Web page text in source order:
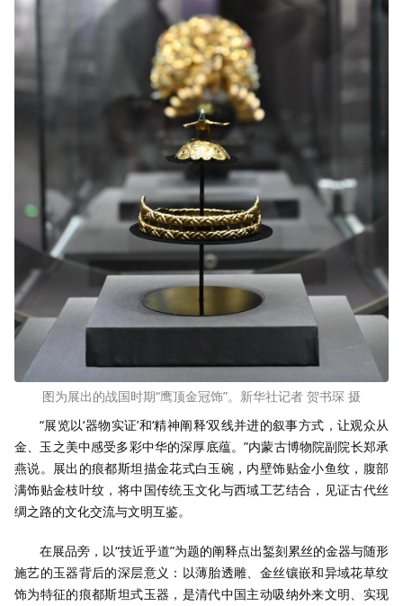
图为展出的战国时期“鹰顶金冠饰”。新华社记者 贺书琛 摄
“展览以‘器物实证’和‘精神阐释’双线并进的叙事方式，让观众从
金、玉之美中感受多彩中华的深厚底蕴。”内蒙古博物院副院长郑承
燕说。展出的痕都斯坦描金花式白玉碗，内壁饰贴金小鱼纹，腹部
满饰贴金枝叶纹，将中国传统玉文化与西域工艺结合，见证古代丝
绸之路的文化交流与文明互鉴。
在展品旁，以“技近乎道”为题的阐释点出錾刻累丝的金器与随形
施艺的玉器背后的深层意义：以薄胎透雕、金丝镶嵌和异域花草纹
饰为特征的痕都斯坦式玉器，是清代中国主动吸纳外来文明、实现